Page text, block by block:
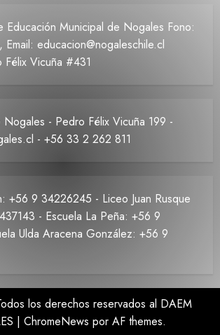
Educación Municipal de Nogales Fono:
educacion@nogaleschile.cl
Vicuña #431
- Pedro Félix Vicuña 199 -
- +56 33 2 262 811
+56 9 34226245 - Liceo Juan Rusque
- Escuela La Peña: +56 9
Ulda Aracena González: +56 9
los derechos reservados al DAEM
| ChromeNews por AF themes.